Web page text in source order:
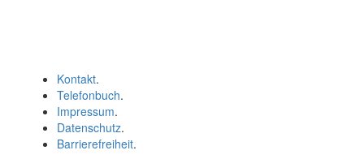
Kontakt.
Telefonbuch.
Impressum.
Datenschutz.
Barrierefreiheit.